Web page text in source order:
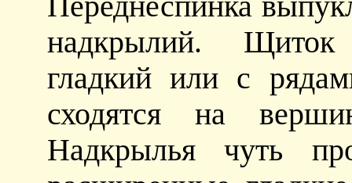
надкрылий. Щиток
гладкий или с
сходятся на
Надкрылья чуть